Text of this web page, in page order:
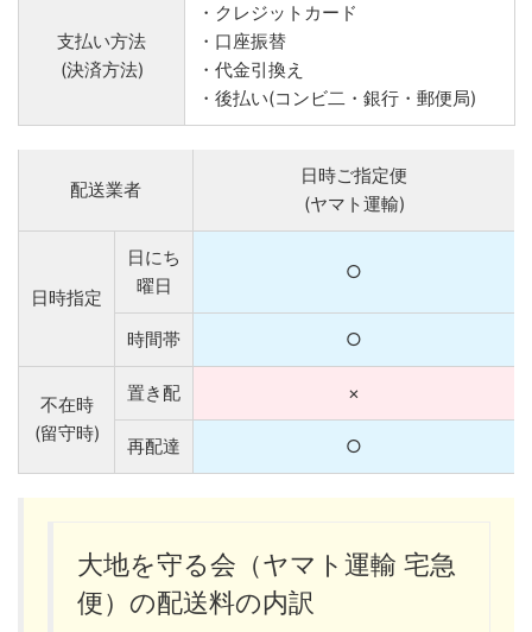
支払い方法
(決済方法)
・クレジットカード
・口座振替
・代金引換え
・後払い(コンビ二・銀行・郵便局)
配送業者
日時ご指定便
(ヤマト運輸)
日時指定
日にち
曜日
○
時間帯 ○
不在時
(留守時)
置き配 ×
再配達 ○
大地を守る会（ヤマト運輸 宅急
便）の配送料の内訳